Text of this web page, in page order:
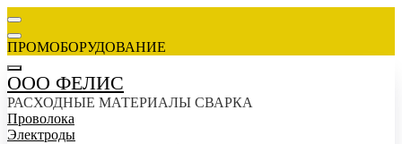
ПРОМОБОРУДОВАНИЕ
ООО ФЕЛИС
РАСХОДНЫЕ МАТЕРИАЛЫ СВАРКА
Проволока
Электроды